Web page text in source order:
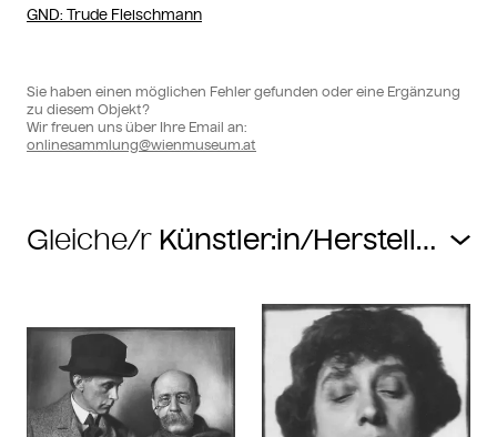
GND: Trude Fleischmann
Sie haben einen möglichen Fehler gefunden oder eine Ergänzung
zu diesem Objekt?
Wir freuen uns über Ihre Email an:
onlinesammlung@wienmuseum.at
Gleiche/r